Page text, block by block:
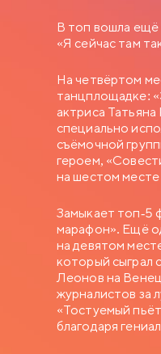
В топ вошла ещё
«Я сейчас там
На четвёртом
танцплощадке:
актриса
специально
съёмочной
героем,
на шестом
Замыкает топ-5
марафон». Ещё
на девятом
который сыграл
Леонов на
журналистов за
«Тостуемый
благодаря